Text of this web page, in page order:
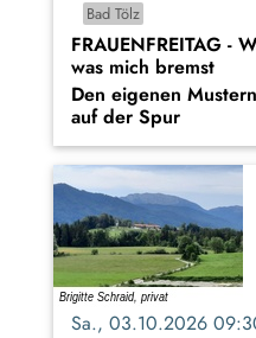
Bad Tölz
FRAUENFREITAG -
was mich bremst
Den eigenen
auf der Spur
Sa., 03.10.2026